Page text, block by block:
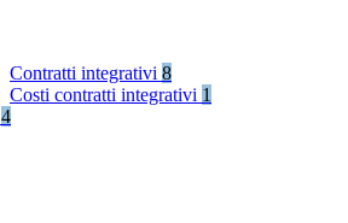
Contratti integrativi 8
Costi contratti integrativi 1
4